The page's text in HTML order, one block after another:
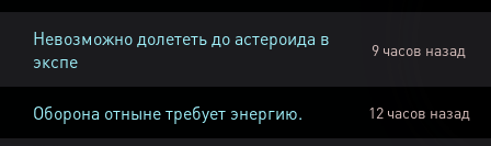
Невозможно долететь до астероида в
экспе
9 часов назад
Оборона отныне требует энергию. 12 часов назад